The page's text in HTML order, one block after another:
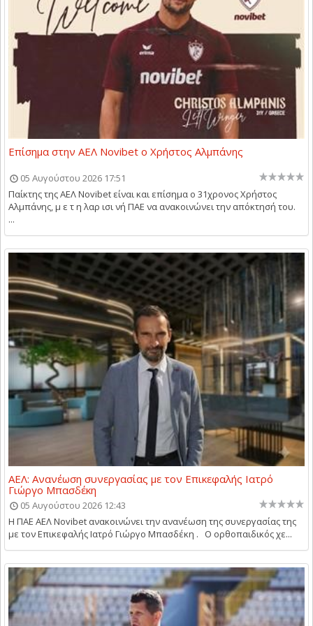
Επίσημα στην ΑΕΛ Novibet ο Χρήστος Αλμπάνης
05 Αυγούστου 2026 17:51
Παίκτης της ΑΕΛ Novibet είναι και επίσημα ο 31χρονος Χρήστος
Αλμπάνης, μ ε τ η λαρ ισι νή ΠΑΕ να ανακοινώνει την απόκτησή του.
...
ΑΕΛ: Ανανέωση συνεργασίας με τον Επικεφαλής Ιατρό
Γιώργο Μπασδέκη
05 Αυγούστου 2026 12:43
Η ΠΑΕ ΑΕΛ Novibet ανακοινώνει την ανανέωση της συνεργασίας της
με τον Επικεφαλής Ιατρό Γιώργο Μπασδέκη . Ο ορθοπαιδικός χε...